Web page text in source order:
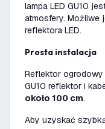
lampa LED GU10
atmosfery. Możliwe
reflektora LED.
Prosta instalacja
Reflektor ogrodowy
GU10 reflektor i
około 100 cm.
Aby uzyskać